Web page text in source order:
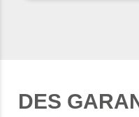
DES